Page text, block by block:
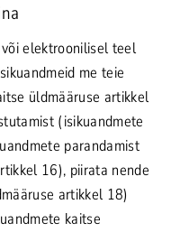
elektroonilisel teel
me teie
üldmääruse artikkel
(isikuandmete
parandamist
16), piirata nende
artikkel 18)
kaitse